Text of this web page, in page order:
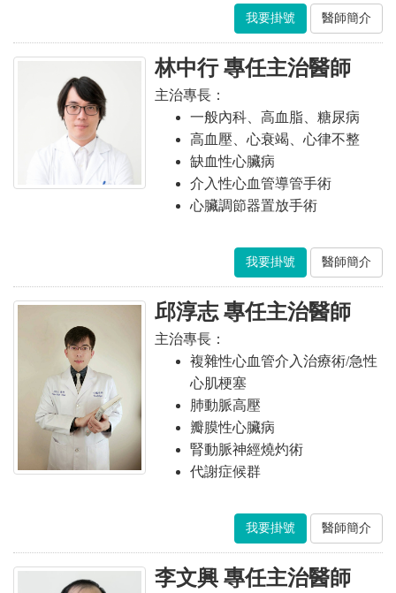
我要掛號 醫師簡介
林中行 專任主治醫師
主治專長：
一般內科、高血脂、糖尿病
高血壓、心衰竭、心律不整
缺血性心臟病
介入性心血管導管手術
心臟調節器置放手術
我要掛號 醫師簡介
邱淳志 專任主治醫師
主治專長：
複雜性心血管介入治療術/急性
心肌梗塞
肺動脈高壓
瓣膜性心臟病
腎動脈神經燒灼術
代謝症候群
我要掛號 醫師簡介
李文興 專任主治醫師